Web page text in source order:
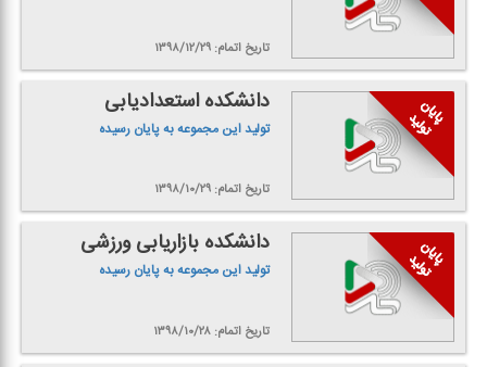
تاریخ اتمام: ۱۳۹۸/۱۲/۲۹
دانشكده استعدادیابی
تولید این مجموعه به پایان رسیده
تاریخ اتمام: ۱۳۹۸/۱۰/۲۹
دانشكده بازاریابی ورزشی
تولید این مجموعه به پایان رسیده
تاریخ اتمام: ۱۳۹۸/۱۰/۲۸